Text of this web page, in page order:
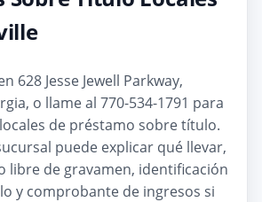
628 Jesse Jewell Parkway,
o llame al 770-534-1791 para
de préstamo sobre título.
puede explicar qué llevar,
libre de gravamen, identificación
y comprobante de ingresos si